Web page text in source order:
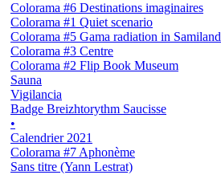
Colorama #6 Destinations imaginaires
Colorama #1 Quiet scenario
Colorama #5 Gama radiation in Samiland
Colorama #3 Centre
Colorama #2 Flip Book Museum
Sauna
Vigilancia
Badge Breizhtorythm Saucisse
•
Calendrier 2021
Colorama #7 Aphonème
Sans titre (Yann Lestrat)